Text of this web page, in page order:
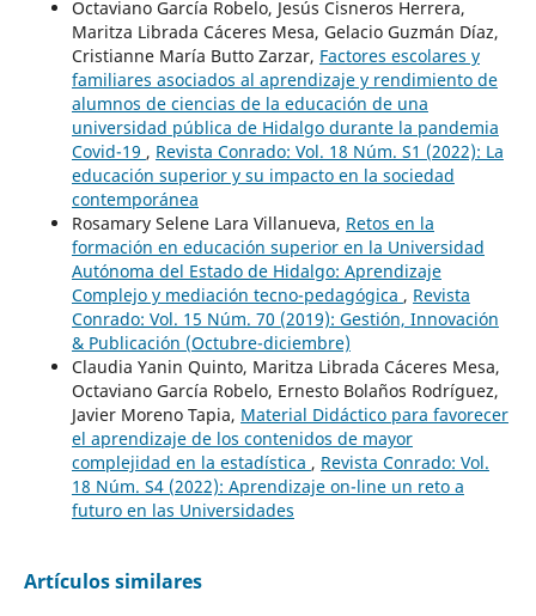
Octaviano García Robelo, Jesús Cisneros Herrera,
Maritza Librada Cáceres Mesa, Gelacio Guzmán Díaz,
Cristianne María Butto Zarzar, Factores escolares y
familiares asociados al aprendizaje y rendimiento de
alumnos de ciencias de la educación de una
universidad pública de Hidalgo durante la pandemia
Covid-19 , Revista Conrado: Vol. 18 Núm. S1 (2022): La
educación superior y su impacto en la sociedad
contemporánea
Rosamary Selene Lara Villanueva, Retos en la
formación en educación superior en la Universidad
Autónoma del Estado de Hidalgo: Aprendizaje
Complejo y mediación tecno-pedagógica , Revista
Conrado: Vol. 15 Núm. 70 (2019): Gestión, Innovación
& Publicación (Octubre-diciembre)
Claudia Yanin Quinto, Maritza Librada Cáceres Mesa,
Octaviano García Robelo, Ernesto Bolaños Rodríguez,
Javier Moreno Tapia, Material Didáctico para favorecer
el aprendizaje de los contenidos de mayor
complejidad en la estadística , Revista Conrado: Vol.
18 Núm. S4 (2022): Aprendizaje on-line un reto a
futuro en las Universidades
Artículos similares